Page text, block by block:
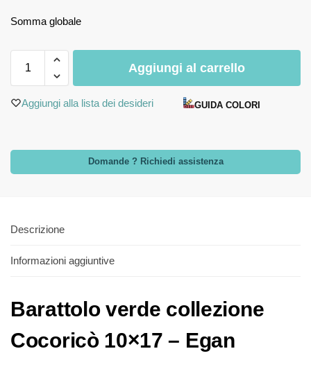
Somma globale
Aggiungi al carrello
Aggiungi alla lista dei desideri GUIDA COLORI
Domande ? Richiedi assistenza
Descrizione
Informazioni aggiuntive
Barattolo verde collezione
Cocoricò 10×17 – Egan